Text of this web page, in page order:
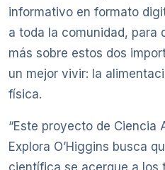
informativo en formato
a toda la comunidad, para
más sobre estos dos
un mejor vivir: la
física.
“Este proyecto de Ciencia
Explora O’Higgins busca